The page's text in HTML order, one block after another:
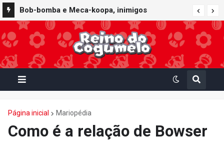
Bob-bomba e Meca-koopa, inimigos
"mecânicos" de Super Mario, viram brinquedos
de corda no Super Nintendo World
Página inicial Mariopédia
Como é a relação de Bowser